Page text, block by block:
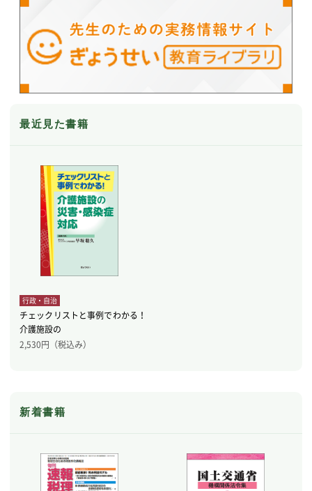
最近見た書籍
行政・自治
チェックリストと事例でわかる！
介護施設の
2,530円（税込み）
新着書籍